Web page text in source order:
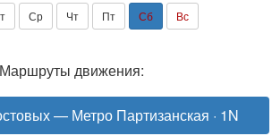
Ср Чт Пт Сб Вс
Маршруты движения:
— Метро Партизанская · 1N